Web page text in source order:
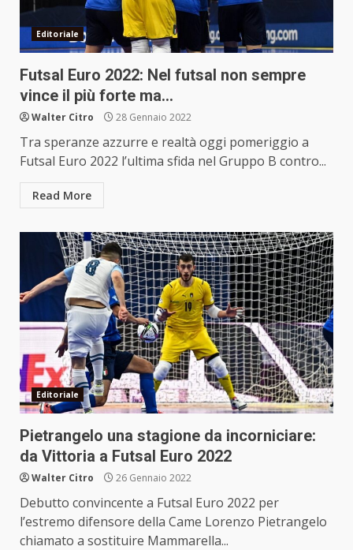
Editoriale
Futsal Euro 2022: Nel futsal non sempre
vince il più forte ma…
Walter Citro 28 Gennaio 2022
Tra speranze azzurre e realtà oggi pomeriggio a
Futsal Euro 2022 l’ultima sfida nel Gruppo B contro...
Read More
Editoriale
Pietrangelo una stagione da incorniciare:
da Vittoria a Futsal Euro 2022
Walter Citro 26 Gennaio 2022
Debutto convincente a Futsal Euro 2022 per
l’estremo difensore della Came Lorenzo Pietrangelo
chiamato a sostituire Mammarella...